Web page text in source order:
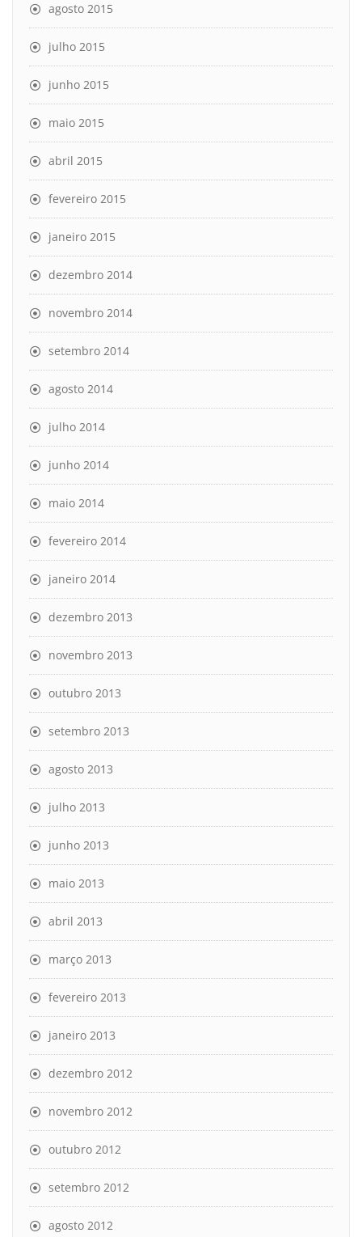
agosto 2015
julho 2015
junho 2015
maio 2015
abril 2015
fevereiro 2015
janeiro 2015
dezembro 2014
novembro 2014
setembro 2014
agosto 2014
julho 2014
junho 2014
maio 2014
fevereiro 2014
janeiro 2014
dezembro 2013
novembro 2013
outubro 2013
setembro 2013
agosto 2013
julho 2013
junho 2013
maio 2013
abril 2013
março 2013
fevereiro 2013
janeiro 2013
dezembro 2012
novembro 2012
outubro 2012
setembro 2012
agosto 2012